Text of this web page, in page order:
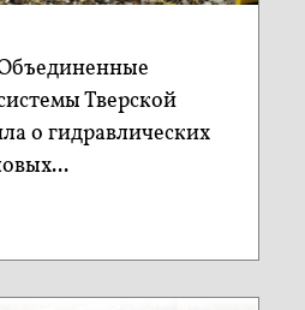
Тверской
о гидравлических